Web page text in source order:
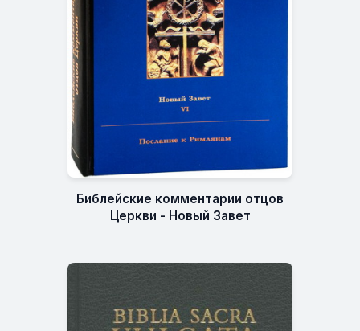
Библейские комментарии отцов
Церкви - Новый Завет